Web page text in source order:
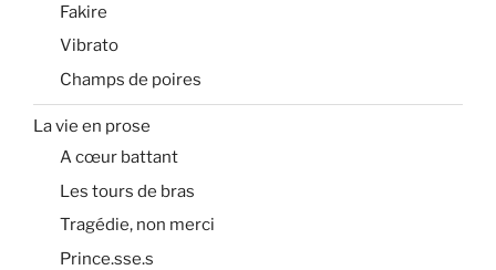
Fakire
Vibrato
Champs de poires
La vie en prose
A cœur battant
Les tours de bras
Tragédie, non merci
Prince.sse.s